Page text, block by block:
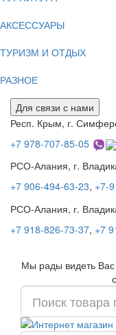
АКСЕССУАРЫ
ТУРИЗМ И ОТДЫХ
РАЗНОЕ
Для связи с нами
Респ. Крым, г.
+7 978-707-85-05
РСО-Алания, г.
+7 906-494-63-23, +7-
РСО-Алания, г.
+7 918-826-73-37, +7
Мы рады видеть